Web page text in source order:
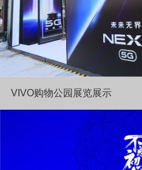
VIVO购物公园展览展示